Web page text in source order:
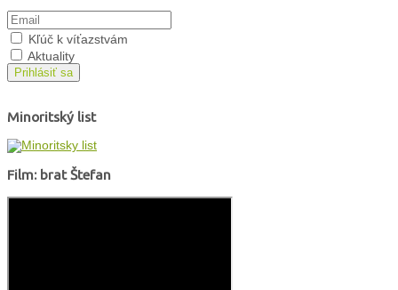
Kľúč k víťazstvám
Aktuality
Prihlásiť sa
Minoritský list
Film: brat Štefan